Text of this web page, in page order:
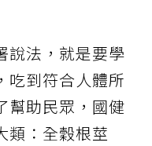
說法，就是要學
吃到符合人體所
幫助民眾，國健
類：全穀根莖